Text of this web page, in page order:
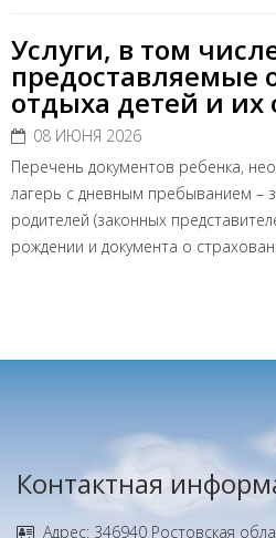
Услуги, в том
предоставляемые
отдыха детей и их
08 ИЮНЯ 2026
Перечень документов ребенка,
лагерь с дневным пребыванием –
родителей (законных
рождении и документа о
Контактная
Адрес: 346940 Ростовская